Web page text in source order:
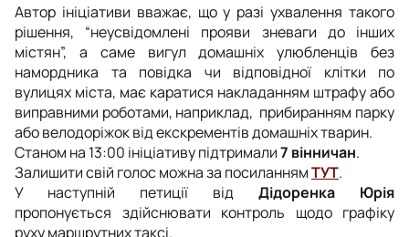
Автор ініціативи вважає, що у разі ухвалення такого
рішення, “неусвідомлені прояви зневаги до інших
містян”, а саме вигул домашніх улюбленців без
намордника та повідка чи відповідної клітки по
вулицях міста, має каратися накладанням штрафу або
виправними роботами, наприклад, прибиранням парку
або велодоріжок від екскрементів домашніх тварин.
Станом на 13:00 ініціативу підтримали7 вінничан.
Залишити свій голос можна за посиланнямТУТ.
У наступній петиції від Дідоренка Юрія
пропонується здійснювати контроль щодо графіку
руху маршрутних таксі.